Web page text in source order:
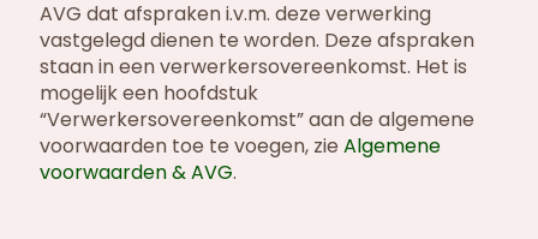
AVG dat afspraken i.v.m. deze verwerking
vastgelegd dienen te worden. Deze afspraken
staan in een verwerkersovereenkomst. Het is
mogelijk een hoofdstuk
“Verwerkersovereenkomst” aan de algemene
voorwaarden toe te voegen, zieAlgemene
voorwaarden & AVG.